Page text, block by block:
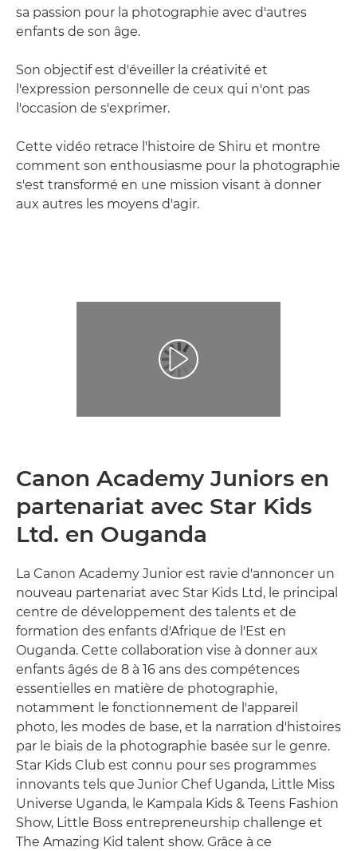
sa passion pour la photographie avec d'autres
enfants de son âge.
Son objectif est d'éveiller la créativité et
l'expression personnelle de ceux qui n'ont pas
l'occasion de s'exprimer.
Cette vidéo retrace l'histoire de Shiru et montre
comment son enthousiasme pour la photographie
s'est transformé en une mission visant à donner
aux autres les moyens d'agir.
Canon Academy Juniors en
partenariat avec Star Kids
Ltd. en Ouganda
La Canon Academy Junior est ravie d'annoncer un
nouveau partenariat avec Star Kids Ltd, le principal
centre de développement des talents et de
formation des enfants d'Afrique de l'Est en
Ouganda. Cette collaboration vise à donner aux
enfants âgés de 8 à 16 ans des compétences
essentielles en matière de photographie,
notamment le fonctionnement de l'appareil
photo, les modes de base, et la narration d'histoires
par le biais de la photographie basée sur le genre.
Star Kids Club est connu pour ses programmes
innovants tels que Junior Chef Uganda, Little Miss
Universe Uganda, le Kampala Kids & Teens Fashion
Show, Little Boss entrepreneurship challenge et
The Amazing Kid talent show. Grâce à ce